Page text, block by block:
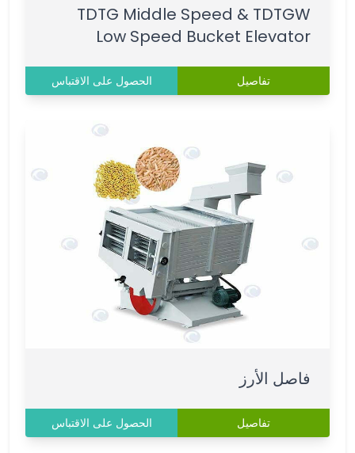
TDTG Middle Speed & TDTGW
Low Speed Bucket Elevator
تفاصيل الحصول على الاقتباس
فاصل الأرز
تفاصيل الحصول على الاقتباس